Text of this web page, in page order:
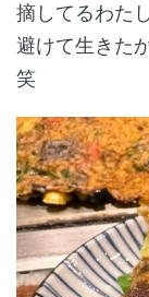
摘してるわた
避けて生きた
笑